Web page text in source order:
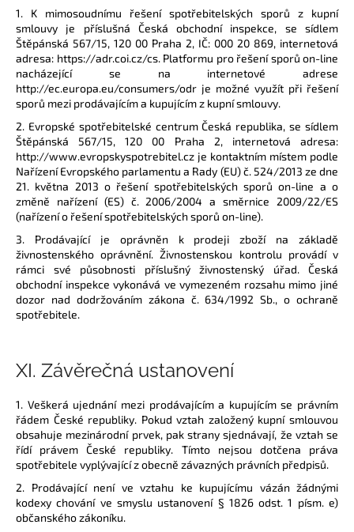
1. K mimosoudnímu řešení spotřebitelských sporů z kupní
smlouvy je příslušná Česká obchodní inspekce, se sídlem
Štěpánská 567/15, 120 00 Praha 2, IČ: 000 20 869, internetová
adresa: https://adr.coi.cz/cs. Platformu pro řešení sporů on-line
nacházející se na internetové adrese
http://ec.europa.eu/consumers/odr je možné využít při řešení
sporů mezi prodávajícím a kupujícím z kupní smlouvy.
2. Evropské spotřebitelské centrum Česká republika, se sídlem
Štěpánská 567/15, 120 00 Praha 2, internetová adresa:
http://www.evropskyspotrebitel.cz je kontaktním místem podle
Nařízení Evropského parlamentu a Rady (EU) č. 524/2013 ze dne
21. května 2013 o řešení spotřebitelských sporů on-line a o
změně nařízení (ES) č. 2006/2004 a směrnice 2009/22/ES
(nařízení o řešení spotřebitelských sporů on-line).
3. Prodávající je oprávněn k prodeji zboží na základě
živnostenského oprávnění. Živnostenskou kontrolu provádí v
rámci své působnosti příslušný živnostenský úřad. Česká
obchodní inspekce vykonává ve vymezeném rozsahu mimo jiné
dozor nad dodržováním zákona č. 634/1992 Sb., o ochraně
spotřebitele.
XI. Závěrečná ustanovení
1. Veškerá ujednání mezi prodávajícím a kupujícím se právním
řádem České republiky. Pokud vztah založený kupní smlouvou
obsahuje mezinárodní prvek, pak strany sjednávají, že vztah se
řídí právem České republiky. Tímto nejsou dotčena práva
spotřebitele vyplývající z obecně závazných právních předpisů.
2. Prodávající není ve vztahu ke kupujícímu vázán žádnými
kodexy chování ve smyslu ustanovení § 1826 odst. 1 písm. e)
občanského zákoníku.